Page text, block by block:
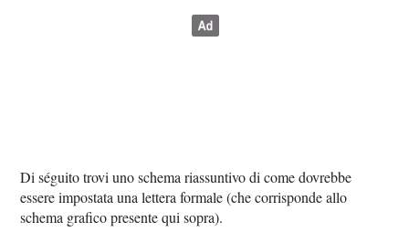
Di séguito trovi uno schema riassuntivo di come dovrebbe
essere impostata una lettera formale (che corrisponde allo
schema grafico presente qui sopra).